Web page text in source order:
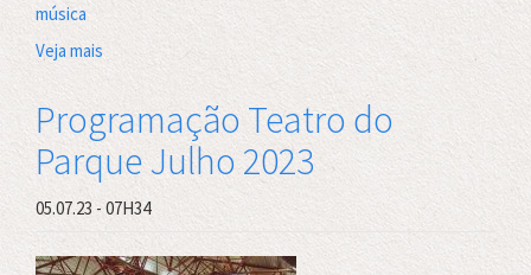
música
Veja mais
Agosto
2023
do
Teatro
Parque
Programação Teatro do
Parque Julho 2023
05.07.23 - 07H34